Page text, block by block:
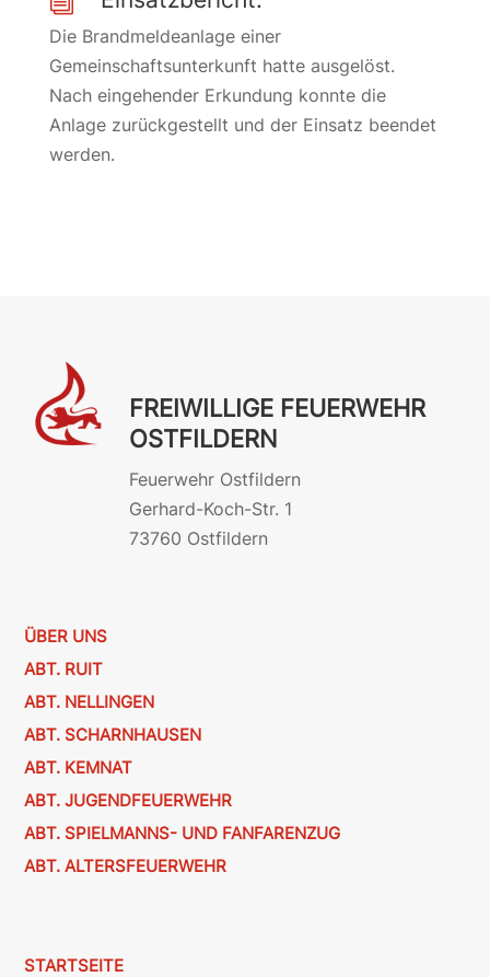
Die Brandmeldeanlage einer
Gemeinschaftsunterkunft hatte ausgelöst.
Nach eingehender Erkundung konnte die
Anlage zurückgestellt und der Einsatz beendet
werden.
FREIWILLIGE FEUERWEHR
OSTFILDERN
Feuerwehr Ostfildern
Gerhard-Koch-Str. 1
73760 Ostfildern
ÜBER UNS
ABT. RUIT
ABT. NELLINGEN
ABT. SCHARNHAUSEN
ABT. KEMNAT
ABT. JUGENDFEUERWEHR
ABT. SPIELMANNS- UND FANFARENZUG
ABT. ALTERSFEUERWEHR
STARTSEITE